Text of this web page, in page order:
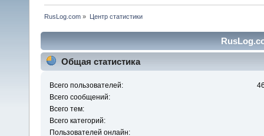
RusLog.com » Центр статистики
Общая статистика
Всего пользователей:
Всего сообщений:
Всего тем:
Всего категорий:
Пользователей онлайн: